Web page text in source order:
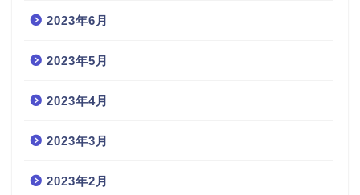
2023年6月
2023年5月
2023年4月
2023年3月
2023年2月